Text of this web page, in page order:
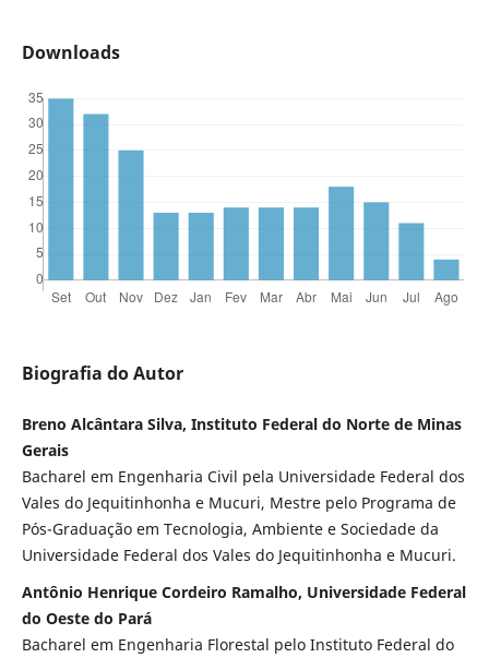
Downloads
Biografia do Autor
Breno Alcântara Silva, Instituto Federal do Norte de Minas
Gerais
Bacharel em Engenharia Civil pela Universidade Federal dos
Vales do Jequitinhonha e Mucuri, Mestre pelo Programa de
Pós-Graduação em Tecnologia, Ambiente e Sociedade da
Universidade Federal dos Vales do Jequitinhonha e Mucuri.
Antônio Henrique Cordeiro Ramalho, Universidade Federal
do Oeste do Pará
Bacharel em Engenharia Florestal pelo Instituto Federal do